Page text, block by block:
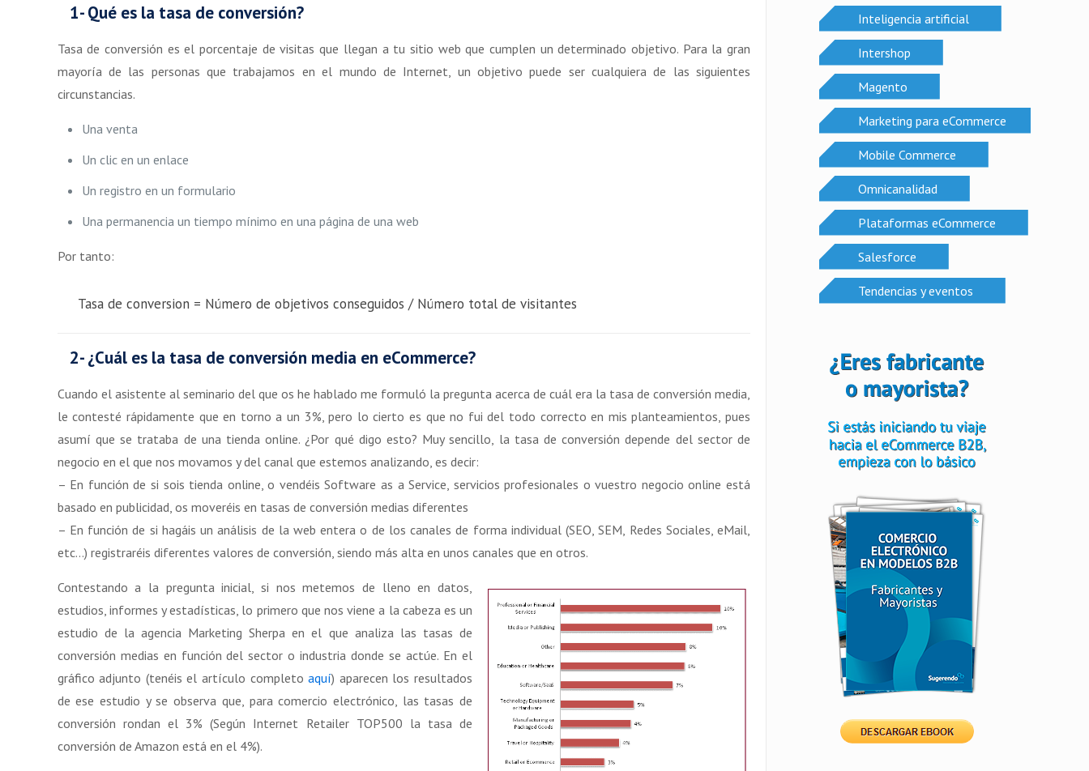
1- Qué es la tasa de conversión?
Tasa de conversión es el porcentaje de visitas que llegan a tu sitio web que cumplen un determinado objetivo. Para la gran
mayoría de las personas que trabajamos en el mundo de Internet, un objetivo puede ser cualquiera de las siguientes
circunstancias.
Una venta
Un clic en un enlace
Un registro en un formulario
Una permanencia un tiempo mínimo en una página de una web
Por tanto:
Tasa de conversion = Número de objetivos conseguidos / Número total de visitantes
2- ¿Cuál es la tasa de conversión media en eCommerce?
Cuando el asistente al seminario del que os he hablado me formuló la pregunta acerca de cuál era la tasa de conversión media,
le contesté rápidamente que en torno a un 3%, pero lo cierto es que no fui del todo correcto en mis planteamientos, pues
asumí que se trataba de una tienda online. ¿Por qué digo esto? Muy sencillo, la tasa de conversión depende del sector de
negocio en el que nos movamos y del canal que estemos analizando, es decir:
– En función de si sois tienda online, o vendéis Software as a Service, servicios profesionales o vuestro negocio online está
basado en publicidad, os moveréis en tasas de conversión medias diferentes
– En función de si hagáis un análisis de la web entera o de los canales de forma individual (SEO, SEM, Redes Sociales, eMail,
etc…) registraréis diferentes valores de conversión, siendo más alta en unos canales que en otros.
Contestando a la pregunta inicial, si nos metemos de lleno en datos,
estudios, informes y estadísticas, lo primero que nos viene a la cabeza es un
estudio de la agencia Marketing Sherpa en el que analiza las tasas de
conversión medias en función del sector o industria donde se actúe. En el
gráfico adjunto (tenéis el artículo completoaquí) aparecen los resultados
de ese estudio y se observa que, para comercio electrónico, las tasas de
conversión rondan el 3% (Según Internet Retailer TOP500 la tasa de
conversión de Amazon está en el 4%).
Inteligencia artificial
Intershop
Magento
Marketing para eCommerce
Mobile Commerce
Omnicanalidad
Plataformas eCommerce
Salesforce
Tendencias y eventos